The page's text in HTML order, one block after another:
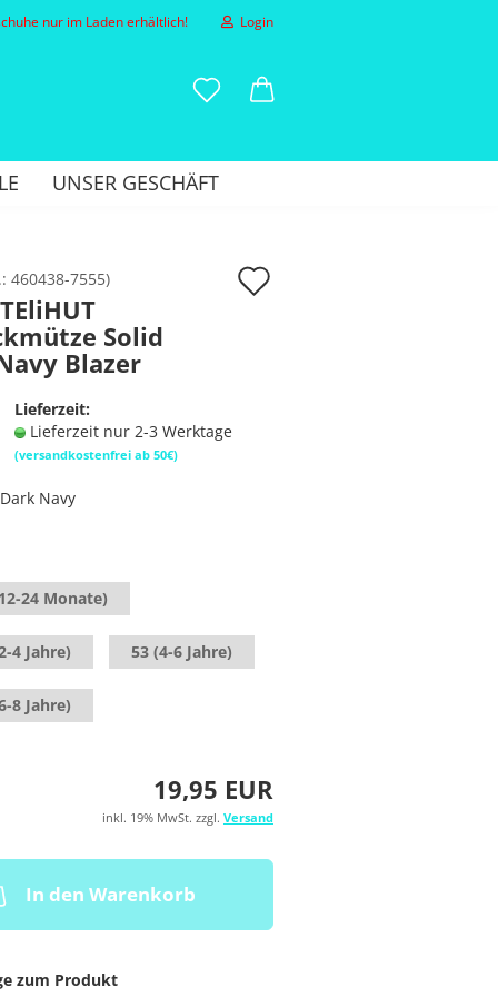
nur im Laden erhältlich! Login
erstellen
vergessen?
UNSER GESCHÄFT
460438-7555)
Solid
Blazer
Lieferzeit:
Lieferzeit nur 2-3 Werktage
(versandkostenfrei ab 50€)
Dark Navy
24 Monate)
4 Jahre) 53 (4-6 Jahre)
8 Jahre)
19,95 EUR
inkl. 19% MwSt. zzgl. Versand
In den Warenkorb
zum Produkt